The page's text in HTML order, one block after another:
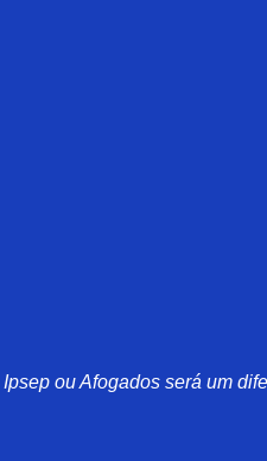
ou Afogados será um